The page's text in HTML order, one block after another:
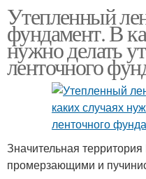
Утепленный
фундамент. В
нужно делать
ленточного
Значительная
промерзающими и